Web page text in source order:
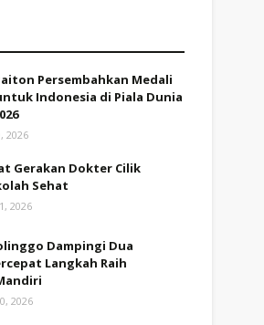
Persembahkan Medali
Indonesia di Piala Dunia
2026
Gerakan Dokter Cilik
Sehat
2026
Dampingi Dua
Langkah Raih
2026